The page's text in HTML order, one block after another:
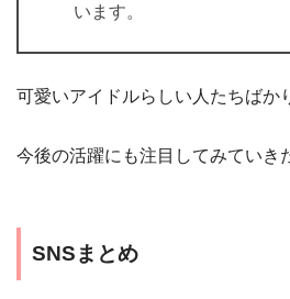
います。
可愛いアイドルらしい人たちばか
今後の活躍にも注目してみていき
SNSまとめ